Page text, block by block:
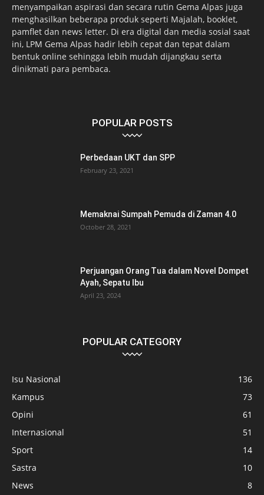
menyampaikan aspirasi dan secara rutin Gema Alpas juga
menghasilkan beberapa produk seperti Majalah, booklet,
pamflet dan news letter. Di era digital dan media sosial saat
ini, LPM Gema Alpas hadir lebih cepat dan tepat dalam
bentuk online sehingga lebih mudah dijangkau serta
dinikmati para pembaca.
POPULAR POSTS
Perbedaan UKT dan SPP
February 23, 2021
Memaknai Sumpah Pemuda di Zaman 4.0
October 28, 2021
Perjuangan Orang Tua dalam Novel Dompet
Ayah, Sepatu Ibu
April 23, 2024
POPULAR CATEGORY
Isu Nasional
136
Kampus
73
Opini
61
Internasional
51
Sport
14
Sastra
10
News
8